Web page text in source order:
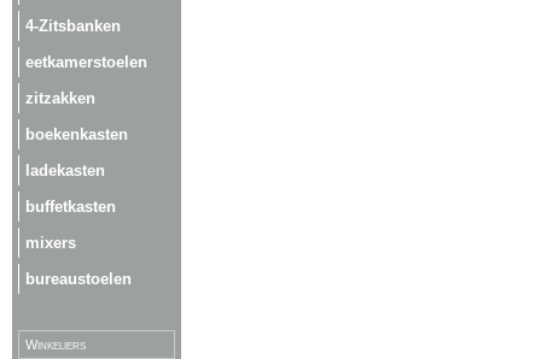
4-Zitsbanken
eetkamerstoelen
zitzakken
boekenkasten
ladekasten
buffetkasten
mixers
bureaustoelen
Winkeliers